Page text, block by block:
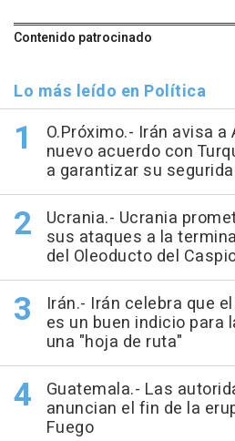
Contenido patrocinado
Lo más leído en Política
O.Próximo.- Irán avisa
nuevo acuerdo con
a garantizar su
Ucrania.- Ucrania
sus ataques a la
del Oleoducto del
Irán.- Irán celebra que
es un buen indicio para
una "hoja de ruta"
Guatemala.- Las
anuncian el fin de la
Fuego